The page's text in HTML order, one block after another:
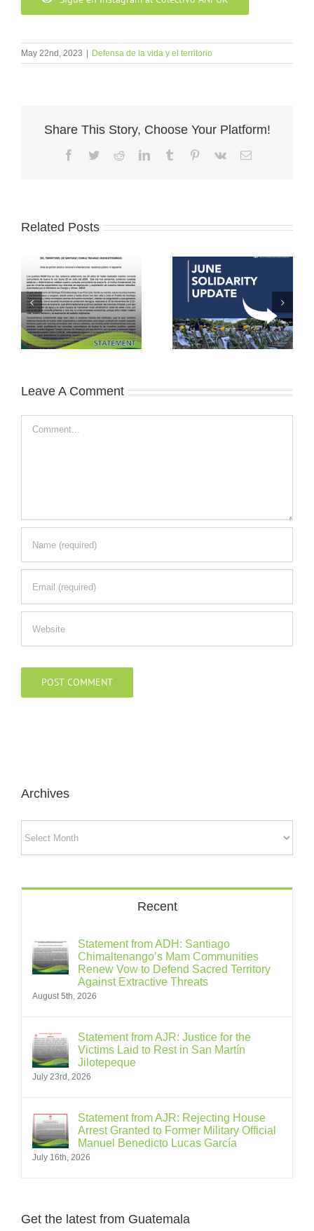
May 22nd, 2023 Defensa de la vida y el territorio
Share This Story, Choose Your Platform!
Facebook
TwitterRedditLinkedInTumblr Pinterest
Vk Email
Related Posts
Leave A Comment
Archives
Recent
Statement from ADH: Santiago
Chimaltenango’s Mam Communities
Renew Vow to Defend Sacred Territory
Against Extractive Threats
August 5th, 2026
Statement from AJR: Justice for the
Victims Laid to Rest in San Martín
Jilotepeque
July 23rd, 2026
Statement from AJR: Rejecting House
Arrest Granted to Former Military Official
Manuel Benedicto Lucas García
July 16th, 2026
Get the latest from Guatemala